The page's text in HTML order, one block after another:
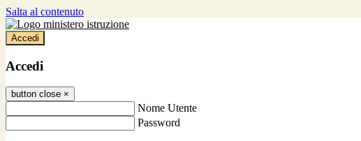
Salta al contenuto
Accedi
Accedi
button close ×
Nome Utente
Password